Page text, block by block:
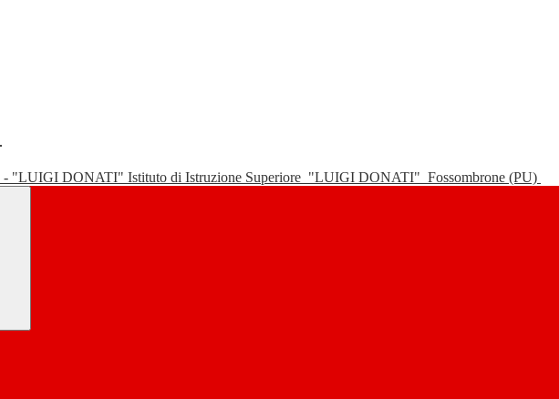
Istituto di Istruzione Superiore "LUIGI DONATI" Fossombrone (PU)